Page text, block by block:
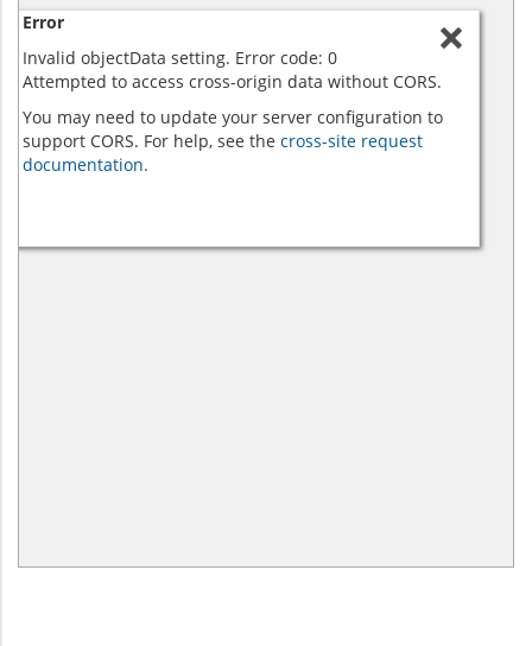
Error
Invalid objectData setting. Error code: 0
Attempted to access cross-origin data without CORS.
You may need to update your server configuration to
support CORS. For help, see the cross-site request
documentation.